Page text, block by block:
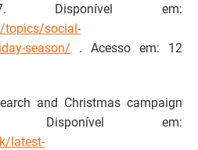
Disponível em:
topics/social-
season/ . Acesso em: 12
and Christmas campaign
Disponível em:
latest-